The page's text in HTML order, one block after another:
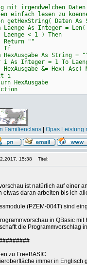
mit irgendwelchen Daten
einfach lesen zu
getHexString( Daten
As Integer = Len(
< 1 ) Then
""
If
As String =
Integer = 1 To
&= Hex(
i
HexAusgabe
Familienclans Opas Leistung
15:38 Titel:
ist natürlich auf einer
etwas daran arbeiten bis ich
(PZEM-004T) sind
in QBasic
die Programmvorschlag
zu FreeBASIC.
immer in Englisch